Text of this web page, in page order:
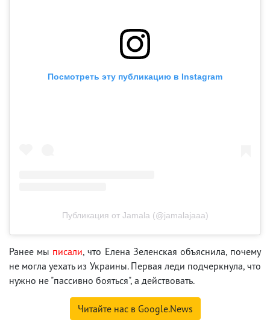
Посмотреть эту публикацию в Instagram
Публикация от Jamala (@jamalajaaa)
Ранее мы писали, что Елена Зеленская объяснила, почему
не могла уехать из Украины. Первая леди подчеркнула, что
нужно не "пассивно бояться", а действовать.
Читайте нас в Google.News